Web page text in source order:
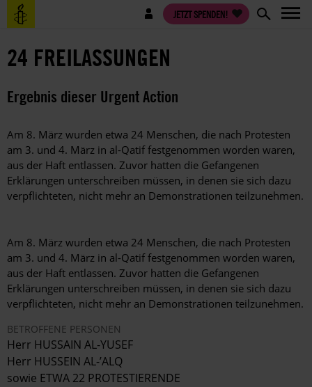
Direkt
zum
Benutzermenü JETZT SPENDEN!
24 FREILASSUNGEN
Ergebnis dieser Urgent Action
Am 8. März wurden etwa 24 Menschen, die nach Protesten
am 3. und 4. März in al-Qatif festgenommen worden waren,
aus der Haft entlassen. Zuvor hatten die Gefangenen
Erklärungen unterschreiben müssen, in denen sie sich dazu
verpflichteten, nicht mehr an Demonstrationen teilzunehmen.
Am 8. März wurden etwa 24 Menschen, die nach Protesten
am 3. und 4. März in al-Qatif festgenommen worden waren,
aus der Haft entlassen. Zuvor hatten die Gefangenen
Erklärungen unterschreiben müssen, in denen sie sich dazu
verpflichteten, nicht mehr an Demonstrationen teilzunehmen.
BETROFFENE PERSONEN
Herr HUSSAIN AL-YUSEF
Herr HUSSEIN AL-’ALQ
sowie ETWA 22 PROTESTIERENDE